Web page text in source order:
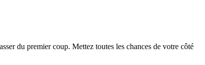
du premier coup. Mettez toutes les chances de votre côté